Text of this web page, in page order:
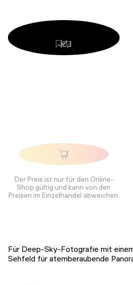
Der Preis ist nur für den Online-
Shop gültig und kann von den
Preisen im Einzelhandel abweichen.
Für Deep-Sky-Fotografie mit
Sehfeld für atemberaubende